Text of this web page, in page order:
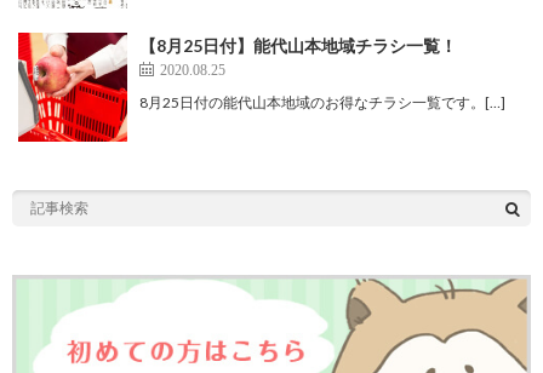
【8月25日付】能代山本地域チラシ一覧！
2020.08.25
8月25日付の能代山本地域のお得なチラシ一覧です。[…]